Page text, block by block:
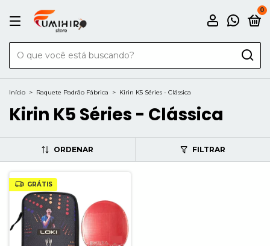
0
Início > Raquete Padrão Fábrica > Kirin K5 Séries - Clássica
Kirin K5 Séries - Clássica
ORDENAR FILTRAR
GRÁTIS